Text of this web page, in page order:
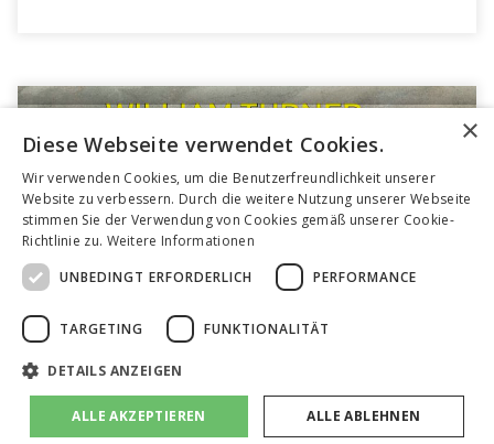
2019
WILLIAM TURNER. Der Künstler auf Reisen
×
Diese Webseite verwendet Cookies.
Wir verwenden Cookies, um die Benutzerfreundlichkeit unserer
Website zu verbessern. Durch die weitere Nutzung unserer Webseite
stimmen Sie der Verwendung von Cookies gemäß unserer Cookie-
Richtlinie zu. Weitere Informationen
UNBEDINGT ERFORDERLICH
PERFORMANCE
TARGETING FUNKTIONALITÄT
DETAILS ANZEIGEN
ALLE AKZEPTIEREN ALLE ABLEHNEN